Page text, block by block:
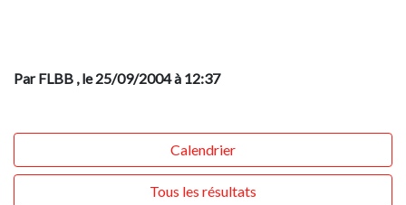
Par FLBB , le 25/09/2004 à 12:37
Calendrier
Tous les résultats